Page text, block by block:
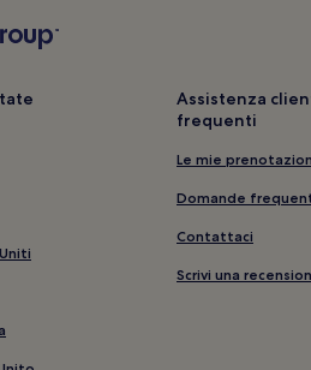
Jim Thompson: hotel nelle vicinanze
hotel
hotel nelle vicinanze
II: hotel nelle vicinanze
hotel nelle vicinanze
Park: hotel nelle vicinanze
Assistenza
frequenti
Le mie
Domande
Contattaci
Scrivi una